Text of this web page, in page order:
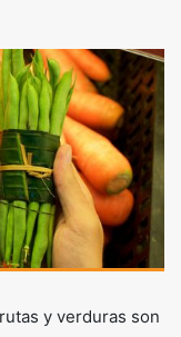
y verduras son